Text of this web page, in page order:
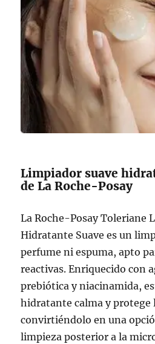
Limpiador suave
de La Roche-Posay
La Roche-Posay Toleriane
Hidratante Suave es un
perfume ni espuma, apto
reactivas. Enriquecido con
prebiótica y niacinamida,
hidratante calma y protege
convirtiéndolo en una
limpieza posterior a la